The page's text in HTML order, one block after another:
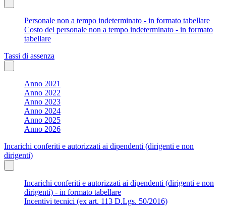
Personale non a tempo indeterminato - in formato tabellare
Costo del personale non a tempo indeterminato - in formato
tabellare
Tassi di assenza
Anno 2021
Anno 2022
Anno 2023
Anno 2024
Anno 2025
Anno 2026
Incarichi conferiti e autorizzati ai dipendenti (dirigenti e non
dirigenti)
Incarichi conferiti e autorizzati ai dipendenti (dirigenti e non
dirigenti) - in formato tabellare
Incentivi tecnici (ex art. 113 D.Lgs. 50/2016)